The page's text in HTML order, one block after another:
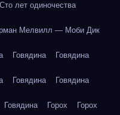
лет одиночества
Мелвилл — Моби Дик
Говядина Говядина
Говядина Говядина
Говядина Горох Горох